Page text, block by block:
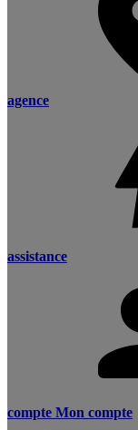
agence
assistance
compte Mon compte